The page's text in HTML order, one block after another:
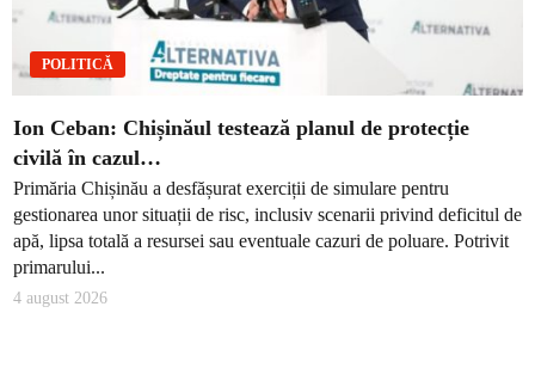
POLITICĂ
Ion Ceban: Chișinăul testează planul de protecție
civilă în cazul…
Primăria Chișinău a desfășurat exerciții de simulare pentru
gestionarea unor situații de risc, inclusiv scenarii privind deficitul de
apă, lipsa totală a resursei sau eventuale cazuri de poluare. Potrivit
primarului...
4 august 2026